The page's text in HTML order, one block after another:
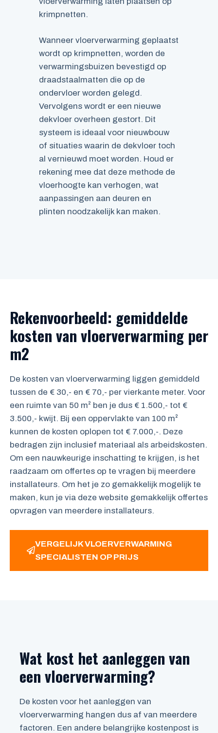
krimpnetten.
Wanneer vloerverwarming geplaatst
wordt op krimpnetten, worden de
verwarmingsbuizen bevestigd op
draadstaalmatten die op de
ondervloer worden gelegd.
Vervolgens wordt er een nieuwe
dekvloer overheen gestort. Dit
systeem is ideaal voor nieuwbouw
of situaties waarin de dekvloer toch
al vernieuwd moet worden. Houd er
rekening mee dat deze methode de
vloerhoogte kan verhogen, wat
aanpassingen aan deuren en
plinten noodzakelijk kan maken.
Rekenvoorbeeld: gemiddelde
kosten van vloerverwarming per
m2
De kosten van vloerverwarming liggen gemiddeld
tussen de € 30,- en € 70,- per vierkante meter. Voor
een ruimte van 50 m² ben je dus € 1.500,- tot €
3.500,- kwijt. Bij een oppervlakte van 100 m²
kunnen de kosten oplopen tot € 7.000,-. Deze
bedragen zijn inclusief materiaal als arbeidskosten.
Om een nauwkeurige inschatting te krijgen, is het
raadzaam om offertes op te vragen bij meerdere
installateurs. Om het je zo gemakkelijk mogelijk te
maken, kun je via deze website gemakkelijk offertes
opvragen van meerdere installateurs.
VERGELIJK VLOERVERWARMING
SPECIALISTEN OP PRIJS
Wat kost het aanleggen van
een vloerverwarming?
De kosten voor het aanleggen van
vloerverwarming hangen dus af van meerdere
factoren. Een andere belangrijke kostenpost is